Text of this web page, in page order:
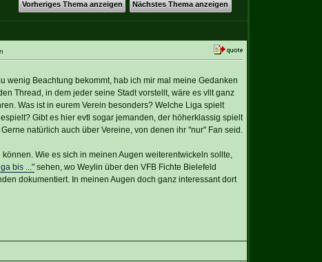
Vorheriges Thema anzeigen Nächstes Thema anzeigen
wenig Beachtung bekommt, hab ich mir mal meine Gedanken
Thread, in dem jeder seine Stadt vorstellt, wäre es vllt ganz
Was ist in eurem Verein besonders? Welche Liga spielt
Gibt es hier evtl sogar jemanden, der höherklassig spielt
natürlich auch über Vereine, von denen ihr "nur" Fan seid.
Wie es sich in meinen Augen weiterentwickeln sollte,
bis ..."sehen, wo Weylin über den VFB Fichte Bielefeld
dokumentiert. In meinen Augen doch ganz interessant dort